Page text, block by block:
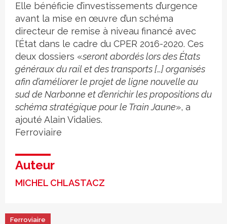
Elle bénéficie d’investissements d’urgence
avant la mise en œuvre d’un schéma
directeur de remise à niveau financé avec
l’État dans le cadre du CPER 2016-2020. Ces
deux dossiers «seront abordés lors des États
généraux du rail et des transports […] organisés
afin d’améliorer le projet de ligne nouvelle au
sud de Narbonne et d’enrichir les propositions du
schéma stratégique pour le Train Jaune», a
ajouté Alain Vidalies.
Ferroviaire
Auteur
MICHEL CHLASTACZ
Ferroviaire